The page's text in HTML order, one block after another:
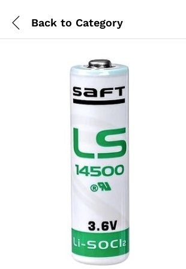
Back to Category